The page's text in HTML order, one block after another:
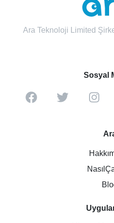
Ara Teknoloji Limited
Sosyal